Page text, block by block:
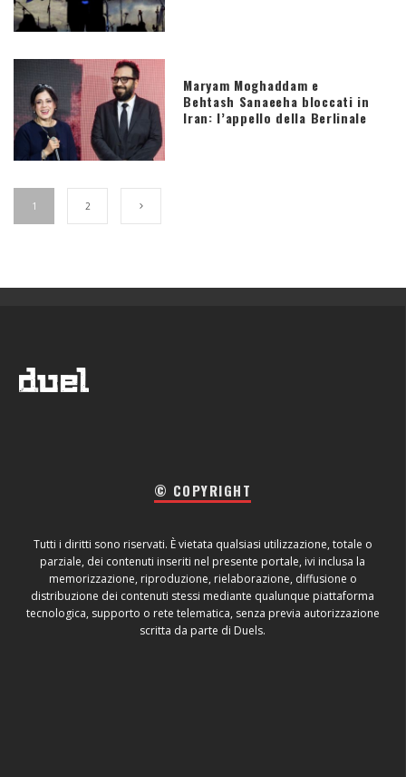
Maryam Moghaddam e
Behtash Sanaeeha bloccati in
Iran: l’appello della Berlinale
1 2
© COPYRIGHT
Tutti i diritti sono riservati. È vietata qualsiasi utilizzazione, totale o
parziale, dei contenuti inseriti nel presente portale, ivi inclusa la
memorizzazione, riproduzione, rielaborazione, diffusione o
distribuzione dei contenuti stessi mediante qualunque piattaforma
tecnologica, supporto o rete telematica, senza previa autorizzazione
scritta da parte di Duels.